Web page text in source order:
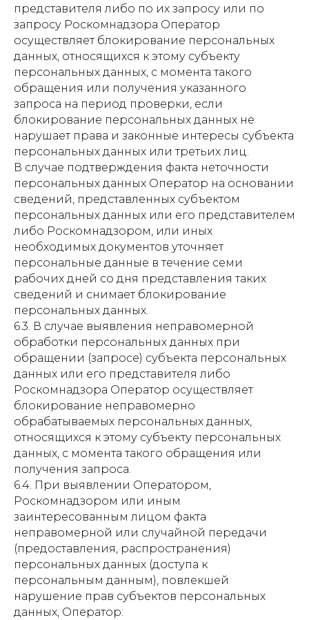
представителя либо по их запросу или по
запросу Роскомнадзора Оператор
осуществляет блокирование персональных
данных, относящихся к этому субъекту
персональных данных, с момента такого
обращения или получения указанного
запроса на период проверки, если
блокирование персональных данных не
нарушает права и законные интересы субъекта
персональных данных или третьих лиц.
В случае подтверждения факта неточности
персональных данных Оператор на основании
сведений, представленных субъектом
персональных данных или его представителем
либо Роскомнадзором, или иных
необходимых документов уточняет
персональные данные в течение семи
рабочих дней со дня представления таких
сведений и снимает блокирование
персональных данных.
6.3. В случае выявления неправомерной
обработки персональных данных при
обращении (запросе) субъекта персональных
данных или его представителя либо
Роскомнадзора Оператор осуществляет
блокирование неправомерно
обрабатываемых персональных данных,
относящихся к этому субъекту персональных
данных, с момента такого обращения или
получения запроса.
6.4. При выявлении Оператором,
Роскомнадзором или иным
заинтересованным лицом факта
неправомерной или случайной передачи
(предоставления, распространения)
персональных данных (доступа к
персональным данным), повлекшей
нарушение прав субъектов персональных
данных, Оператор: